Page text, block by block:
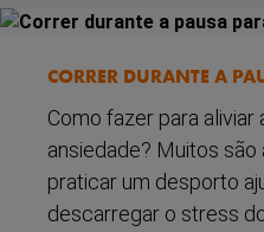
CORRER DURANTE A
Como fazer para aliviar
ansiedade? Muitos
praticar um desporto
descarregar o stress